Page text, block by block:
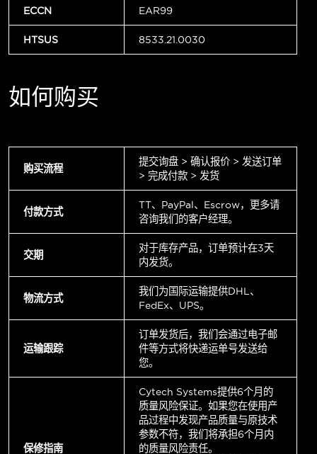
ECCN EAR99
HTSUS 8533.21.0030
如何购买
购买流程
提交询盘 > 确认报价 > 发送订单
> 完成付款 > 发货
付款方式
TT、PayPal、Escrow，更多请
咨询我们的客户经理。
交期
对于库存产品，订单预计在3天
内发货。
物流方式
我们为国际运输提供DHL、
FedEx、UPS。
运输跟踪
订单发货后，我们会通过电子邮
件等方式将快递运单号发送给
您。
保修指南
Cytech Systems提供6个月的
质量风险保证。如果您在使用产
品过程中发现产品质量与原技术
参数不符，我们将承担6个月内
的质量风险责任。